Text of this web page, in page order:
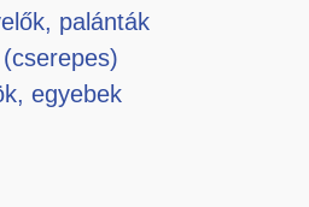
palánták
egyebek